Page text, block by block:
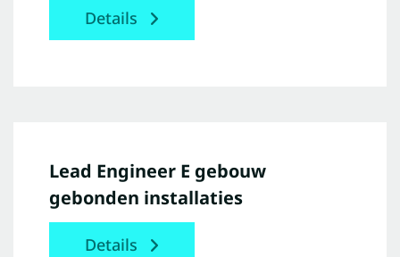
Details
Lead Engineer E gebouw
gebonden installaties
Details